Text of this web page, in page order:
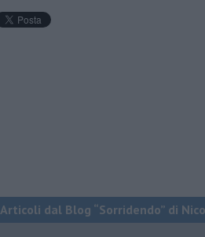
Articoli dal Blog “Sorridendo” di